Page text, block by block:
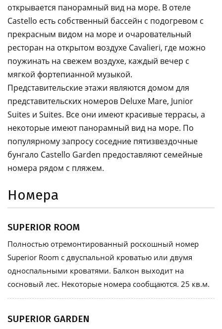
открывается панорамный вид на море. В отеле
Castello есть собственный бассейн с подогревом с
прекрасным видом на море и очаровательный
ресторан на открытом воздухе Cavalieri, где можно
поужинать на свежем воздухе, каждый вечер с
мягкой фортепианной музыкой.
Представительские этажи являются домом для
представительских номеров Deluxe Mare, Junior
Suites и Suites. Все они имеют красивые террасы, а
некоторые имеют панорамный вид на море. По
популярному запросу соседние пятизвездочные
бунгало Castello Garden предоставляют семейные
номера рядом с пляжем.
Номера
SUPERIOR ROOM
Полностью отремонтированный роскошный номер
Superior Room с двуспальной кроватью или двумя
односпальными кроватями. Балкон выходит на
сосновый лес. Некоторые номера сообщаются. 25 кв.м.
SUPERIOR GARDEN